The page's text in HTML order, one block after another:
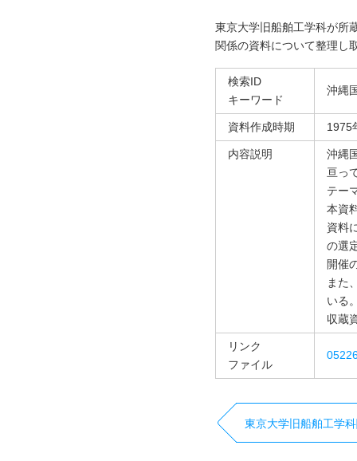
東京大学旧船舶工学科が所
関係の資料について整理し
検索ID
キーワード
沖縄
資料作成時期 1975
内容説明
沖縄
亘っ
テー
本資
資料
の選
開催
また
いる
収蔵
リンク
ファイル
東京大学旧船舶工学